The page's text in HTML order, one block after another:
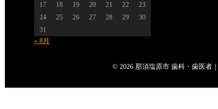
17 18 19 20 21 22
23
24
25 26 27 28 29
30
31
« 8月
© 2026 那須塩原市 歯科・歯医者